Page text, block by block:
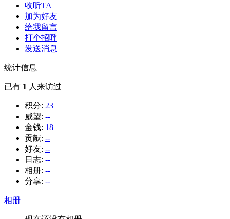
收听TA
加为好友
给我留言
打个招呼
发送消息
统计信息
已有 1 人来访过
积分: 23
威望: --
金钱: 18
贡献: --
好友: --
日志: --
相册: --
分享: --
相册